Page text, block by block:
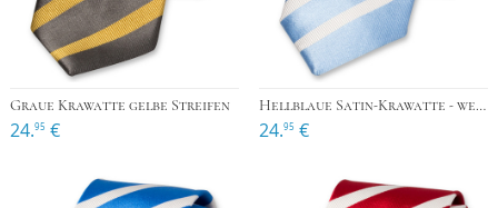
Graue Krawatte gelbe Streifen
24.95 €
Hellblaue Satin-Krawatte - weiße Streifen
24.95 €